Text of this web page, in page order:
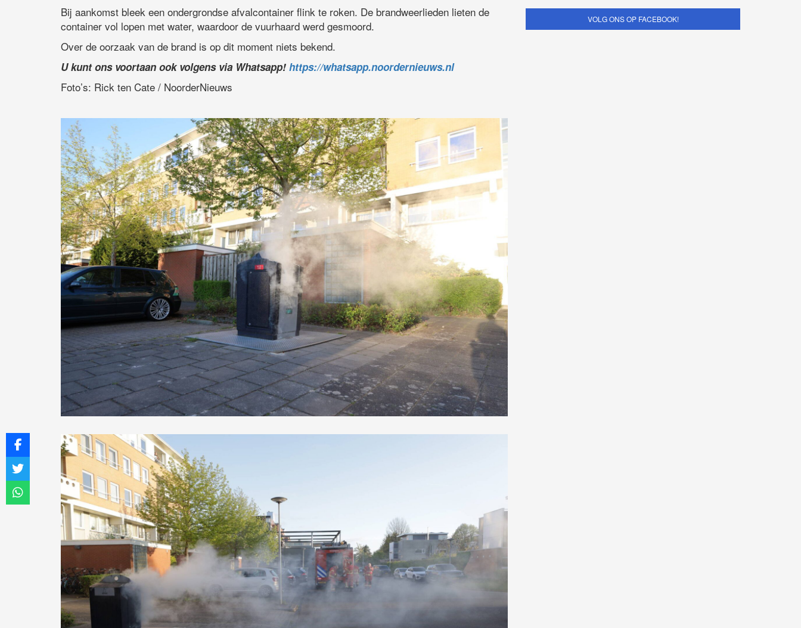
Bij aankomst bleek een ondergrondse afvalcontainer flink te roken. De brandweerlieden lieten de
container vol lopen met water, waardoor de vuurhaard werd gesmoord.
Over de oorzaak van de brand is op dit moment niets bekend.
U kunt ons voortaan ook volgens via Whatsapp! https://whatsapp.noordernieuws.nl
Foto’s: Rick ten Cate / NoorderNieuws
VOLG ONS OP FACEBOOK!